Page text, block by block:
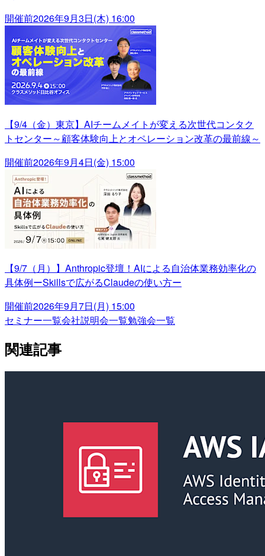
開催前2026年9月3日(木) 16:00
【9/4（金）東京】AIチームメイトが変える次世代コンタク
トセンター～顧客体験向上とオペレーション改革の最前線～
開催前2026年9月4日(金) 15:00
【9/7（月）】Anthropic登壇！AIによる自治体業務効率化の
具体例ーSkillsで広がるClaudeの使い方ー
開催前2026年9月7日(月) 15:00
セミナー一覧会社説明会一覧勉強会一覧
関連記事